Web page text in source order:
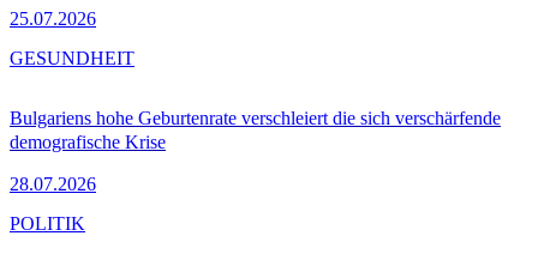
25.07.2026
Bulgariens hohe Geburtenrate verschleiert die sich verschärfende
demografische Krise
28.07.2026
GESUNDHEIT
POLITIK